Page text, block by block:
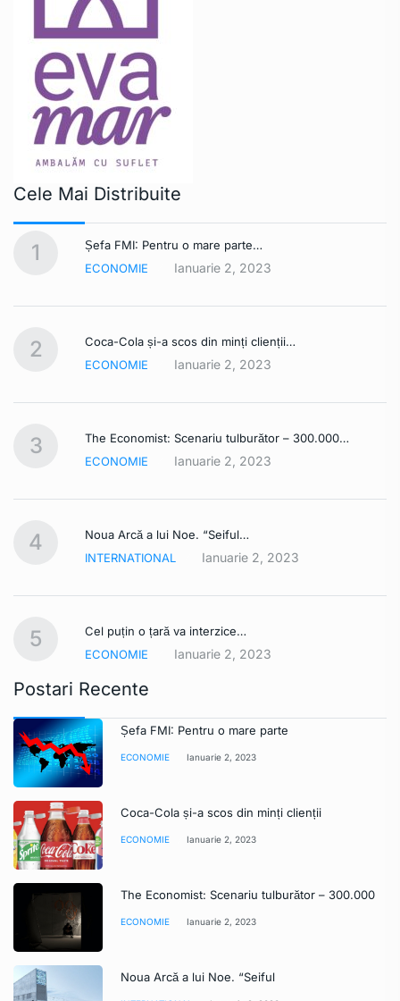
Cele Mai Distribuite
1
Șefa FMI: Pentru o mare parte…
ECONOMIE
Ianuarie 2, 2023
2
Coca-Cola și-a scos din minți clienții…
ECONOMIE
Ianuarie 2, 2023
3
The Economist: Scenariu tulburător – 300.000…
ECONOMIE
Ianuarie 2, 2023
4
Noua Arcă a lui Noe. “Seiful…
INTERNATIONAL
Ianuarie 2, 2023
5
Cel puțin o țară va interzice…
ECONOMIE
Ianuarie 2, 2023
Postari Recente
Șefa FMI: Pentru o mare parte
ECONOMIE Ianuarie 2, 2023
Coca-Cola și-a scos din minți clienții
ECONOMIE Ianuarie 2, 2023
The Economist: Scenariu tulburător – 300.000
ECONOMIE Ianuarie 2, 2023
Noua Arcă a lui Noe. “Seiful